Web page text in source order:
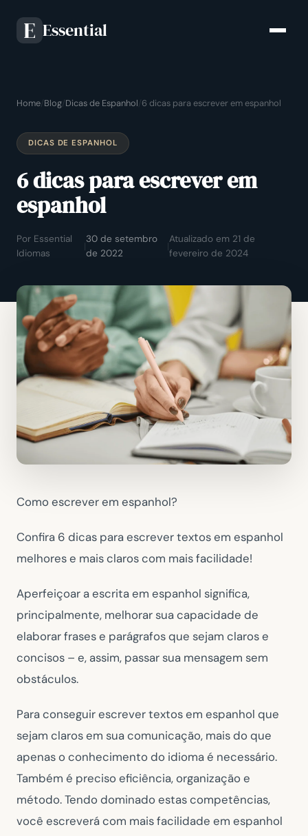
E Essential
Home Blog Dicas de Espanhol 6 dicas para escrever em espanhol
DICAS DE ESPANHOL
6 dicas para escrever em
espanhol
Por Essential
Idiomas
|
30 de setembro
de 2022
|
Atualizado em 21 de
fevereiro de 2024
Como escrever em espanhol?
Confira 6 dicas para escrever textos em espanhol
melhores e mais claros com mais facilidade!
Aperfeiçoar a escrita em espanhol significa,
principalmente, melhorar sua capacidade de
elaborar frases e parágrafos que sejam claros e
concisos – e, assim, passar sua mensagem sem
obstáculos.
Para conseguir escrever textos em espanhol que
sejam claros em sua comunicação, mais do que
apenas o conhecimento do idioma é necessário.
Também é preciso eficiência, organização e
método. Tendo dominado estas competências,
você escreverá com mais facilidade em espanhol